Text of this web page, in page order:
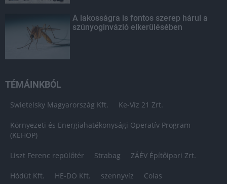
A lakosságra is fontos szerep hárul a
szúnyoginvázió elkerülésében
TÉMÁINKBÓL
Swietelsky Magyarország Kft. Ke-Víz 21 Zrt.
Környezeti és Energiahatékonysági Operatív Program
(KEHOP)
Liszt Ferenc repülőtér Strabag ZÁÉV Építőipari Zrt.
Hódút Kft. HE-DO Kft. szennyvíz Colas